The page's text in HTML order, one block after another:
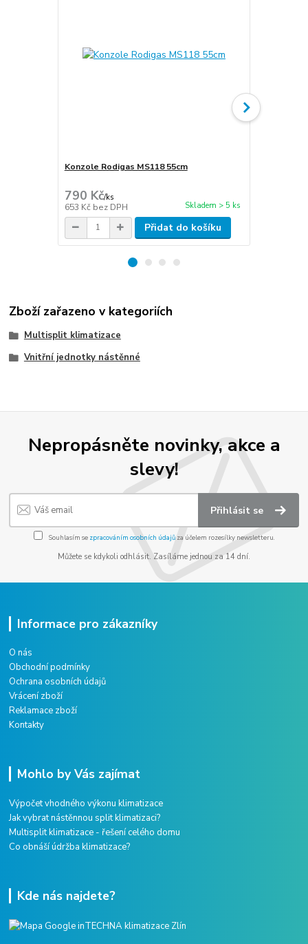
Konzole Rodigas MS118 55cm
790 Kč/ks
653 Kč bez DPH Skladem > 5 ks
Přidat do košíku
Zboží zařazeno v kategoriích
Multisplit klimatizace
Vnitřní jednotky nástěnné
Nepropásněte novinky, akce a
slevy!
Přihlásit se
Souhlasím se zpracováním osobních údajůza účelem rozesílky newsletteru.
Můžete se kdykoli odhlásit. Zasíláme jednou za 14 dní.
Informace pro zákazníky
O nás
Obchodní podmínky
Ochrana osobních údajů
Vrácení zboží
Reklamace zboží
Kontakty
Mohlo by Vás zajímat
Výpočet vhodného výkonu klimatizace
Jak vybrat nástěnnou split klimatizaci?
Multisplit klimatizace - řešení celého domu
Co obnáší údržba klimatizace?
Kde nás najdete?